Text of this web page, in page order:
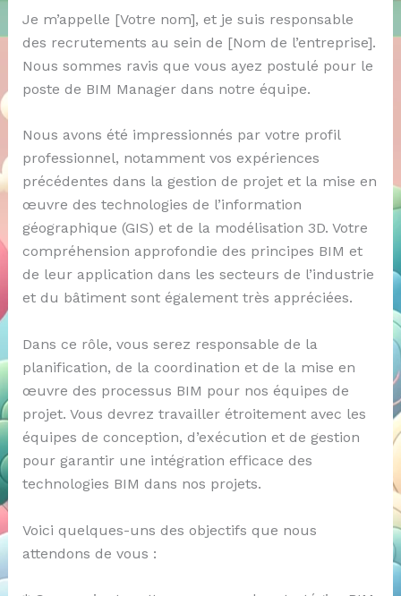
Je m’appelle [Votre nom], et je suis responsable
des recrutements au sein de [Nom de l’entreprise].
Nous sommes ravis que vous ayez postulé pour le
poste de BIM Manager dans notre équipe.
Nous avons été impressionnés par votre profil
professionnel, notamment vos expériences
précédentes dans la gestion de projet et la mise en
œuvre des technologies de l’information
géographique (GIS) et de la modélisation 3D. Votre
compréhension approfondie des principes BIM et
de leur application dans les secteurs de l’industrie
et du bâtiment sont également très appréciées.
Dans ce rôle, vous serez responsable de la
planification, de la coordination et de la mise en
œuvre des processus BIM pour nos équipes de
projet. Vous devrez travailler étroitement avec les
équipes de conception, d’exécution et de gestion
pour garantir une intégration efficace des
technologies BIM dans nos projets.
Voici quelques-uns des objectifs que nous
attendons de vous :